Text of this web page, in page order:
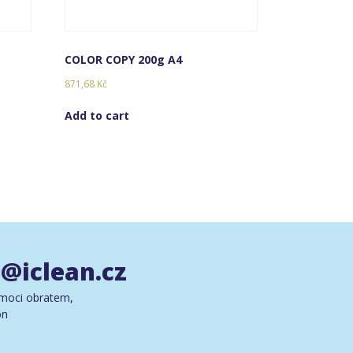
COLOR COPY 200g A4
871,68 Kč
Add to cart
obratem,